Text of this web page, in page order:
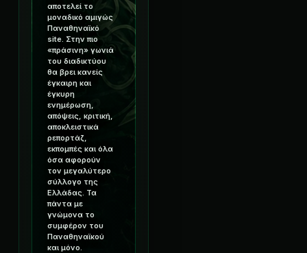
αποτελεί το
μοναδικό αμιγώς
Παναθηναϊκό
site. Στην πιο
«πράσινη» γωνιά
του διαδικτύου
θα βρει κανείς
έγκαιρη και
έγκυρη
ενημέρωση,
απόψεις, κριτική,
αποκλειστικά
ρεπορτάζ,
εκπομπές και όλα
όσα αφορούν
τον μεγαλύτερο
σύλλογο της
Ελλάδας. Τα
πάντα με
γνώμονα το
συμφέρον του
Παναθηναϊκού
και μόνο.